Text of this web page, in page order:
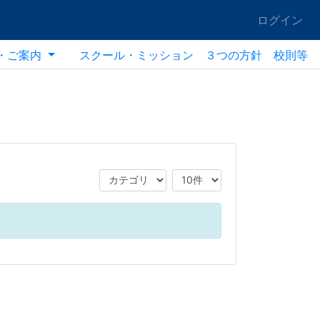
ログイン
ご案内 スクール・ミッション ３つの方針 校則等